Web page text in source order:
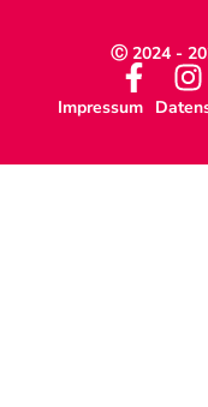
Ⓒ 2024 -
Impressum